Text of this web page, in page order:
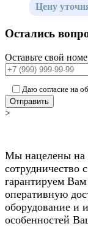
Цену
Остались
Оставьте свой
Даю согласие на
Отправить
>
Мы нацелены на
сотрудничество
гарантируем
оперативную
оборудование и
особенностей